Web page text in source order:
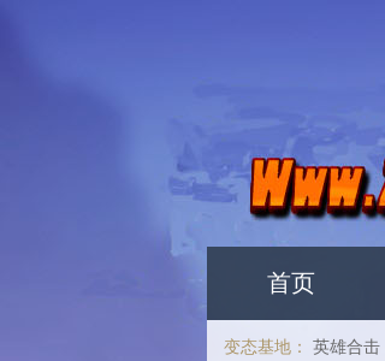
首页
变态基地： 英雄合击